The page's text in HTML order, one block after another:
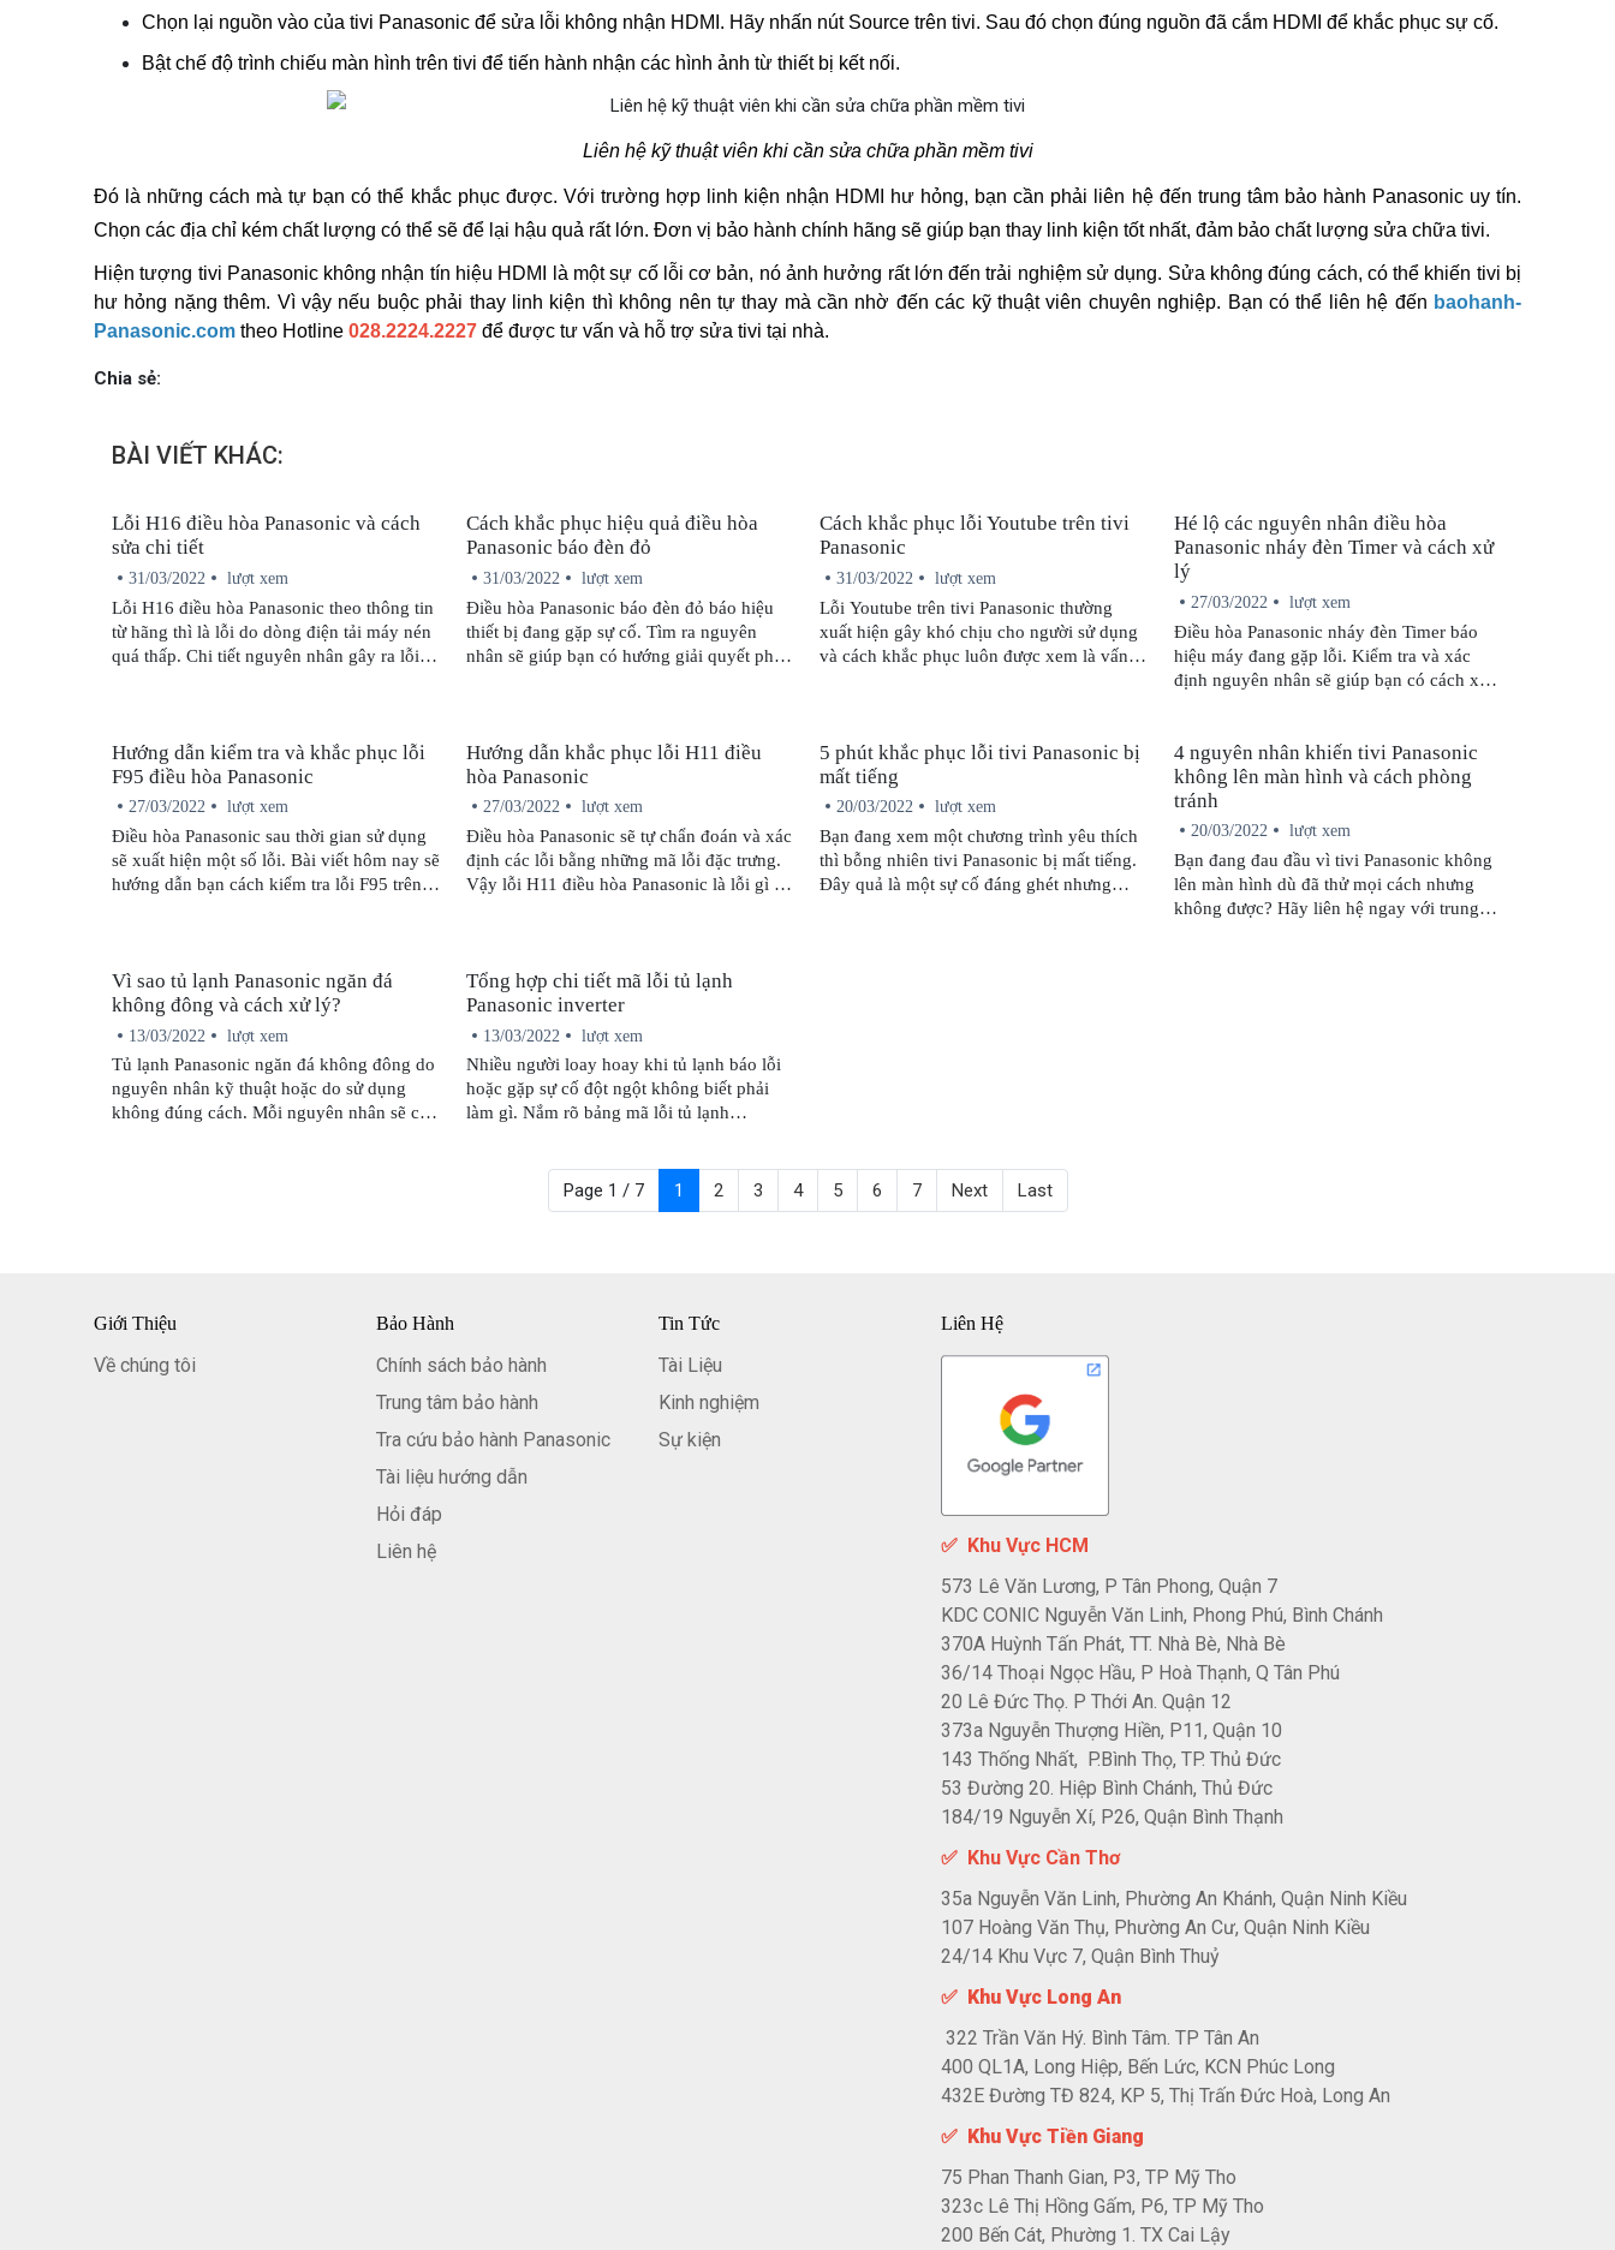
Tivi bị nhòe màu
Tivi bị sọc màn hình
Chọn lại nguồn vào của tivi Panasonic để sửa lỗi không nhận HDMI. Hãy nhấn nút Source trên tivi. Sau đó chọn đúng nguồn đã cắm HDMI để khắc phục sự cố.
Bật chế độ trình chiếu màn hình trên tivi để tiến hành nhận các hình ảnh từ thiết bị kết nối.
Liên hệ kỹ thuật viên khi cần sửa chữa phần mềm tivi
Đó là những cách mà tự bạn có thể khắc phục được. Với trường hợp linh kiện nhận HDMI hư hỏng, bạn cần phải liên hệ đến trung tâm bảo hành Panasonic uy tín.
Chọn các địa chỉ kém chất lượng có thể sẽ để lại hậu quả rất lớn. Đơn vị bảo hành chính hãng sẽ giúp bạn thay linh kiện tốt nhất, đảm bảo chất lượng sửa chữa tivi.
Hiện tượng tivi Panasonic không nhận tín hiệu HDMI là một sự cố lỗi cơ bản, nó ảnh hưởng rất lớn đến trải nghiệm sử dụng. Sửa không đúng cách, có thể khiến tivi bị
hư hỏng nặng thêm. Vì vậy nếu buộc phải thay linh kiện thì không nên tự thay mà cần nhờ đến các kỹ thuật viên chuyên nghiệp. Bạn có thể liên hệ đến baohanh-
Panasonic.com theo Hotline 028.2224.2227 để được tư vấn và hỗ trợ sửa tivi tại nhà.
Chia sẻ:
BÀI VIẾT KHÁC:
Lỗi H16 điều hòa Panasonic và cách
sửa chi tiết
31/03/2022
lượt xem
Lỗi H16 điều hòa Panasonic theo thông tin
từ hãng thì là lỗi do dòng điện tải máy nén
quá thấp. Chi tiết nguyên nhân gây ra lỗi
Cách khắc phục hiệu quả điều hòa
Panasonic báo đèn đỏ
31/03/2022
lượt xem
Điều hòa Panasonic báo đèn đỏ báo hiệu
thiết bị đang gặp sự cố. Tìm ra nguyên
nhân sẽ giúp bạn có hướng giải quyết phù
Cách khắc phục lỗi Youtube trên tivi
Panasonic
31/03/2022
lượt xem
Lỗi Youtube trên tivi Panasonic thường
xuất hiện gây khó chịu cho người sử dụng
và cách khắc phục luôn được xem là vấn
Hé lộ các nguyên nhân điều hòa
Panasonic nháy đèn Timer và cách xử
lý
27/03/2022
lượt xem
Điều hòa Panasonic nháy đèn Timer báo
hiệu máy đang gặp lỗi. Kiểm tra và xác
định nguyên nhân sẽ giúp bạn có cách xử
Hướng dẫn kiểm tra và khắc phục lỗi
F95 điều hòa Panasonic
27/03/2022
lượt xem
Điều hòa Panasonic sau thời gian sử dụng
sẽ xuất hiện một số lỗi. Bài viết hôm nay sẽ
hướng dẫn bạn cách kiểm tra lỗi F95 trên
Hướng dẫn khắc phục lỗi H11 điều
hòa Panasonic
27/03/2022
lượt xem
Điều hòa Panasonic sẽ tự chẩn đoán và xác
định các lỗi bằng những mã lỗi đặc trưng.
Vậy lỗi H11 điều hòa Panasonic là lỗi gì và
5 phút khắc phục lỗi tivi Panasonic bị
mất tiếng
20/03/2022
lượt xem
Bạn đang xem một chương trình yêu thích
thì bỗng nhiên tivi Panasonic bị mất tiếng.
Đây quả là một sự cố đáng ghét nhưng
4 nguyên nhân khiến tivi Panasonic
không lên màn hình và cách phòng
tránh
20/03/2022
lượt xem
Bạn đang đau đầu vì tivi Panasonic không
lên màn hình dù đã thử mọi cách nhưng
không được? Hãy liên hệ ngay với trung
Vì sao tủ lạnh Panasonic ngăn đá
không đông và cách xử lý?
13/03/2022
lượt xem
Tủ lạnh Panasonic ngăn đá không đông do
nguyên nhân kỹ thuật hoặc do sử dụng
không đúng cách. Mỗi nguyên nhân sẽ có
Tổng hợp chi tiết mã lỗi tủ lạnh
Panasonic inverter
13/03/2022
lượt xem
Nhiều người loay hoay khi tủ lạnh báo lỗi
hoặc gặp sự cố đột ngột không biết phải
làm gì. Nắm rõ bảng mã lỗi tủ lạnh
Page 1 / 7 1 2 3 4 5 6 7 Next Last
Giới Thiệu
Về chúng tôi
Bảo Hành
Chính sách bảo hành
Trung tâm bảo hành
Tra cứu bảo hành Panasonic
Tài liệu hướng dẫn
Hỏi đáp
Liên hệ
Tin Tức
Tài Liệu
Kinh nghiệm
Sự kiện
Liên Hệ
✅ Khu Vực HCM
573 Lê Văn Lương, P Tân Phong, Quận 7
KDC CONIC Nguyễn Văn Linh, Phong Phú, Bình Chánh
370A Huỳnh Tấn Phát, TT. Nhà Bè, Nhà Bè
36/14 Thoại Ngọc Hầu, P Hoà Thạnh, Q Tân Phú
20 Lê Đức Thọ. P Thới An. Quận 12
373a Nguyễn Thượng Hiền, P11, Quận 10
143 Thống Nhất, P.Bình Thọ, TP. Thủ Đức
53 Đường 20. Hiệp Bình Chánh, Thủ Đức
184/19 Nguyễn Xí, P26, Quận Bình Thạnh
✅ Khu Vực Cần Thơ
35a Nguyễn Văn Linh, Phường An Khánh, Quận Ninh Kiều
107 Hoàng Văn Thụ, Phường An Cư, Quận Ninh Kiều
24/14 Khu Vực 7, Quận Bình Thuỷ
✅ Khu Vực Long An
322 Trần Văn Hý. Bình Tâm. TP Tân An
400 QL1A, Long Hiệp, Bến Lức, KCN Phúc Long
432E Đường TĐ 824, KP 5, Thị Trấn Đức Hoà, Long An
✅ Khu Vực Tiền Giang
75 Phan Thanh Gian, P3, TP Mỹ Tho
323c Lê Thị Hồng Gấm, P6, TP Mỹ Tho
200 Bến Cát, Phường 1. TX Cai Lậy